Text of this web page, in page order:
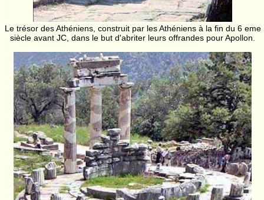
Le trésor des Athéniens, construit par les Athéniens à la fin du 6 eme
siècle avant JC, dans le but d'abriter leurs offrandes pour Apollon.